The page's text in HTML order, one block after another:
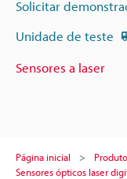
Solicitar
Unidade de teste
Sensores a laser
Página inicial
Sensores ópticos laser